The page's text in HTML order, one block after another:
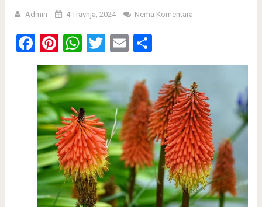
Admin 4 Travnja, 2024 Nema Komentara
Facebook
Pinterest
WhatsApp
Twitter
EmailShare